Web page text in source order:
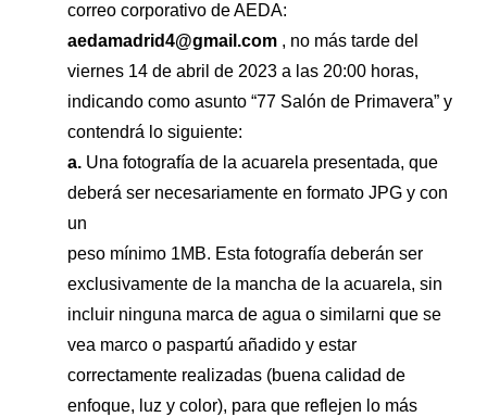
correo corporativo de AEDA:
aedamadrid4@gmail.com , no más tarde del
viernes 14 de abril de 2023 a las 20:00 horas,
indicando como asunto “77 Salón de Primavera” y
contendrá lo siguiente:
a. Una fotografía de la acuarela presentada, que
deberá ser necesariamente en formato JPG y con
un
peso mínimo 1MB. Esta fotografía deberán ser
exclusivamente de la mancha de la acuarela, sin
incluir ninguna marca de agua o similarni que se
vea marco o paspartú añadido y estar
correctamente realizadas (buena calidad de
enfoque, luz y color), para que reflejen lo más